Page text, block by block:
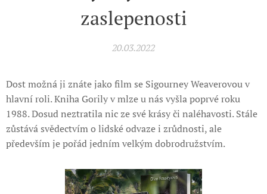
zaslepenosti
20.03.2022
Dost možná ji znáte jako film se Sigourney Weaverovou v
hlavní roli. Kniha Gorily v mlze u nás vyšla poprvé roku
1988. Dosud neztratila nic ze své krásy či naléhavosti. Stále
zůstává svědectvím o lidské odvaze i zrůdnosti, ale
především je pořád jedním velkým dobrodružstvím.